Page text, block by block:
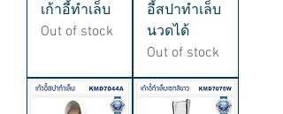
เก้าอี้ทำเล็บ
Out of stock
อี้สปาทำเล็บ
นวดได้
Out of stock